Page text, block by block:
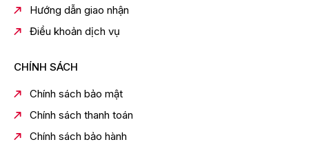
*Nhiệt độ nước thực tế sẽ phụ thuộc vào nhiệt độ môi
trường và thể tích nước lấy ra.
Hướng dẫn giao nhận
Điều khoản dịch vụ
CHÍNH SÁCH
Chính sách bảo mật
Chính sách thanh toán
Chính sách bảo hành